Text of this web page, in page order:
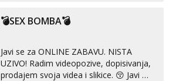
💣SEX BOMBA💣
Javi se za ONLINE ZABAVU. NISTA
UZIVO! Radim videopozive, dopisivanja,
prodajem svoja videa i slikice. 😚 Javi mi